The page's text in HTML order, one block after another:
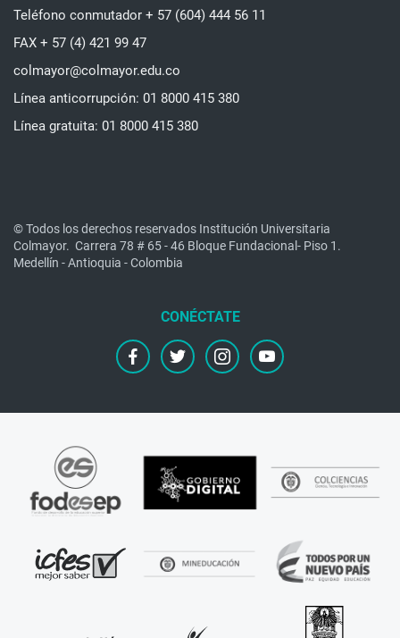
Teléfono conmutador + 57 (604) 444 56 11
FAX + 57 (4) 421 99 47
colmayor@colmayor.edu.co
Línea anticorrupción: 01 8000 415 380
Línea gratuita: 01 8000 415 380
© Todos los derechos reservados Institución Universitaria
Colmayor. Carrera 78 # 65 - 46 Bloque Fundacional- Piso 1.
Medellín - Antioquia - Colombia